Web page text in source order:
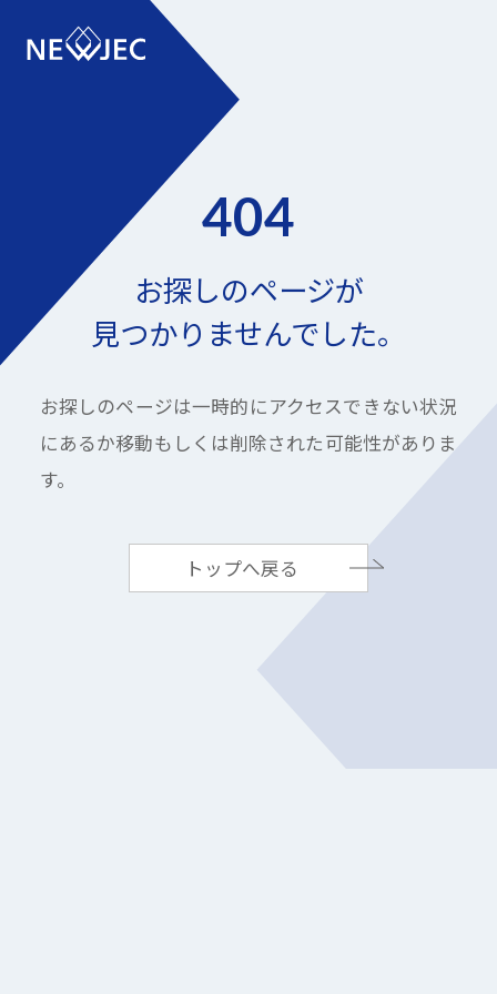
404
お探しのページが
見つかりませんでした。
お探しのページは一時的にアクセスできない状況
にあるか移動もしくは削除された可能性がありま
す。
トップへ戻る